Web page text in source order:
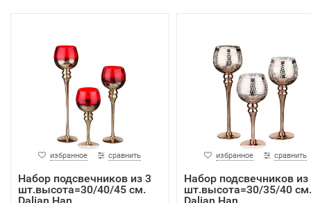
избранное сравнить
Набор подсвечников из 3
шт.высота=30/40/45 см.
избранное сравнить
Набор подсвечников из
шт.высота=30/35/40 см.